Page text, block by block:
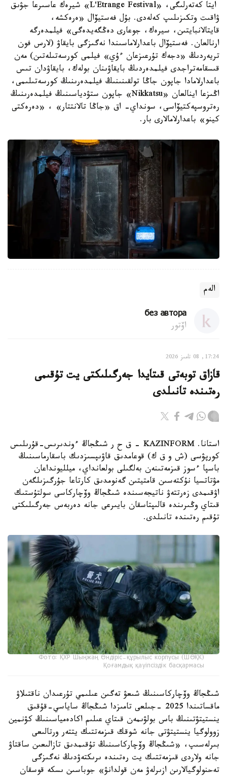
ايتا كەتەرلىگى، «L'Etrange Festival» شيرەك عاسىرعا جۋىق
ۋاقىت وتكىزىلىپ كەلەدى. بۇل فەستيۆال «ەرەكشە،
قايتالانبايتىن، سيرەك، جوعارى دەڭگەيدەگى» فيلمدەرگە
ارنالعان. فەستيۆال باعدارلاماسىندا نەگىزگى بايقاۋ (لارس فون
تريەردىڭ «دجەك تۇرعىزعان ءۇي» فيلمى كورسەتىلەتىن) مەن
قىسقامەتراجدى فيلمدەردىڭ بايقاۋىنان بولەك، بايقاۋدان تىس
باعدارلامادا جاپون جاڭا تولقىنىنىڭ فيلمدەرىنىڭ كورسەتىلىمى،
اڭىزعا اينالعان «Nikkatsu» جاپون ستۋدياسىنىڭ فيلمدەرىنىڭ
رەتروسپەكتيۆاسى، سونداي- اق «جاڭا تالانتتار» ، «دەرەكتى
كينو» باعدارلامالارى بار.
الەم
без автора
اۆتور
17:24, 08 تامىز 2026
قازاق توبەتى قىتايدا جەرگىلىكتى يت تۇقىمى
رەتىندە تانىلدى
استانا. KAZINFORM – ق ح ر شىڭجاڭ ءوندىرىس-قۇرىلىس
كورپۋسى (ش و ق ك) قوعامدىق قاۋىپسىزدىك باسقارماسىنىڭ
باسپا ءسوز قىزمەتىنەن بەلگىلى بولعانداي، ميلليونداعان
مۋتاتسيا نۇكتەسىن قامتيتىن گەنومدىق كارتاعا جۇرگىزىلگەن
اۋقىمدى زەرتتەۋ ناتيجەسىندە شىڭجاڭ وۆچاركاسى سولتۇستىك
قىتاي وڭىرىندە قالىپتاسقان بايىرعى جانە دەربەس جەرگىلىكتى
تۇقىم رەتىندە تانىلدى.
Фото: ҚХР Шыңжаң Өндіріс-құрылыс корпусы (ШӨҚК)
Қоғамдық қауіпсіздік басқармасы
شىڭجاڭ وۆچاركاسىنىڭ شىعۋ تەگىن عىلىمي تۇرعىدان ناقتىلاۋ
ماقساتىندا 2025 -جىلعى تامىزدا شىڭجاڭ ساياسي-قۇقىق
ينستيتۋتىنىڭ باس بولۋىمەن قىتاي عىلىم اكادەمياسىنىڭ كۋنمين
زوولوگيا ينستيتۋتى جانە شوقك قىزمەتتىك يتتەر ورتالىعى
بىرلەسىپ، «شىڭجاڭ وۆچاركاسىنىڭ تۇقىمدىق تازالىعىن ساقتاۋ
جانە ولاردى قىزمەتتىك يت رەتىندە ىرىكتەۋدىڭ نەگىزگى
تەحنولوگيالارىن ازىرلەۋ مەن قولدانۋ» جوباسىن ىسكە قوسقان